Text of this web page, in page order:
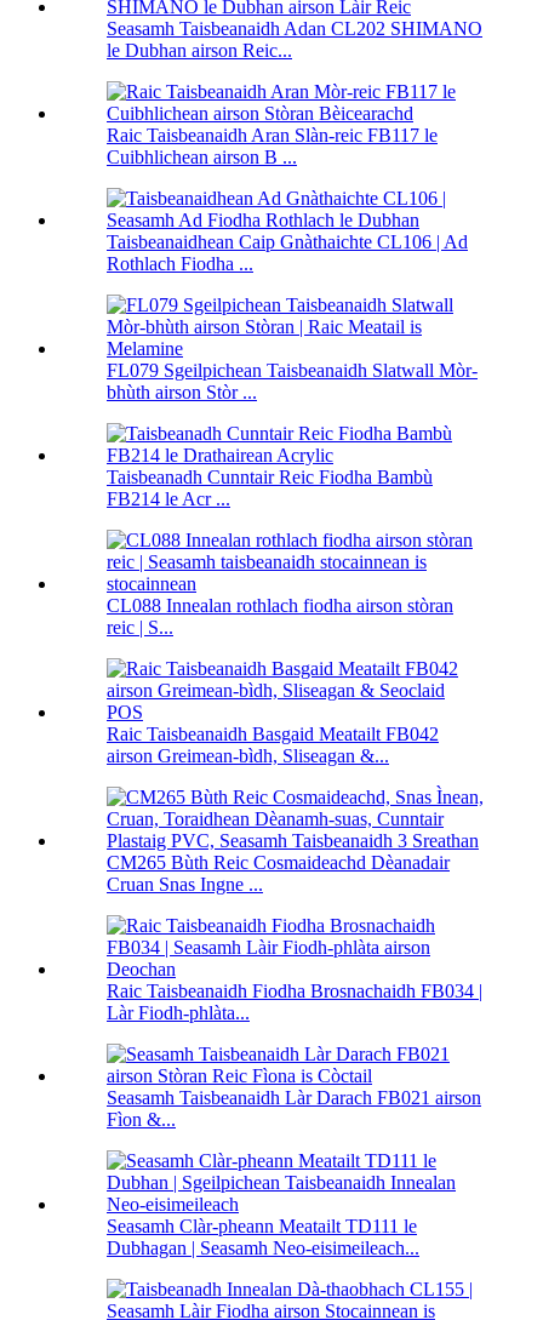
Seasamh Taisbeanaidh Adan CL202 SHIMANO
le Dubhan airson Reic...
Raic Taisbeanaidh Aran Slàn-reic FB117 le
Cuibhlichean airson B ...
Taisbeanaidhean Caip Gnàthaichte CL106 | Ad
Rothlach Fiodha ...
FL079 Sgeilpichean Taisbeanaidh Slatwall Mòr-
bhùth airson Stòr ...
Taisbeanadh Cunntair Reic Fiodha Bambù
FB214 le Acr ...
CL088 Innealan rothlach fiodha airson stòran
reic | S...
Raic Taisbeanaidh Basgaid Meatailt FB042
airson Greimean-bìdh, Sliseagan &...
CM265 Bùth Reic Cosmaideachd Dèanadair
Cruan Snas Ingne ...
Raic Taisbeanaidh Fiodha Brosnachaidh FB034 |
Làr Fiodh-phlàta...
Seasamh Taisbeanaidh Làr Darach FB021 airson
Fìon &...
Seasamh Clàr-pheann Meatailt TD111 le
Dubhagan | Seasamh Neo-eisimeileach...